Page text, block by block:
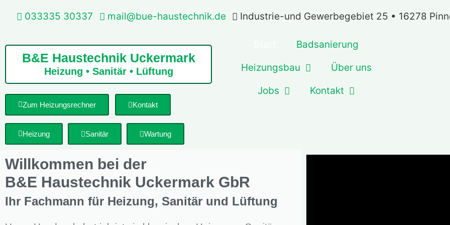
033335 30337 mail@bue-haustechnik.de Industrie-und Gewerbegebiet 25 • 16278
Badsanierung
Heizungsbau
Über uns
Jobs
Kontakt
B&E Haustechnik Uckermark
Heizung • Sanitär • Lüftung
Zum Heizungsrechner Kontakt
Heizung Sanitär Wartung
Willkommen bei der
B&E Haustechnik Uckermark GbR
Ihr Fachmann für Heizung, Sanitär und Lüftung